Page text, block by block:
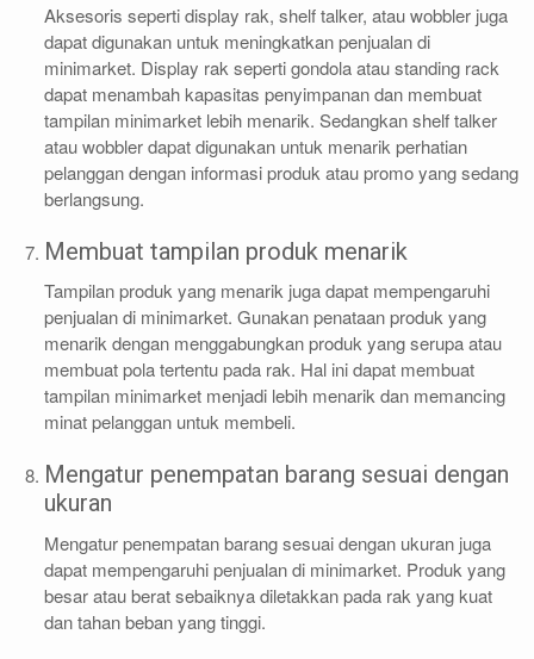
Aksesoris seperti display rak, shelf talker, atau wobbler juga
dapat digunakan untuk meningkatkan penjualan di
minimarket. Display rak seperti gondola atau standing rack
dapat menambah kapasitas penyimpanan dan membuat
tampilan minimarket lebih menarik. Sedangkan shelf talker
atau wobbler dapat digunakan untuk menarik perhatian
pelanggan dengan informasi produk atau promo yang sedang
berlangsung.
Membuat tampilan produk menarik
Tampilan produk yang menarik juga dapat mempengaruhi
penjualan di minimarket. Gunakan penataan produk yang
menarik dengan menggabungkan produk yang serupa atau
membuat pola tertentu pada rak. Hal ini dapat membuat
tampilan minimarket menjadi lebih menarik dan memancing
minat pelanggan untuk membeli.
Mengatur penempatan barang sesuai dengan
ukuran
Mengatur penempatan barang sesuai dengan ukuran juga
dapat mempengaruhi penjualan di minimarket. Produk yang
besar atau berat sebaiknya diletakkan pada rak yang kuat
dan tahan beban yang tinggi.